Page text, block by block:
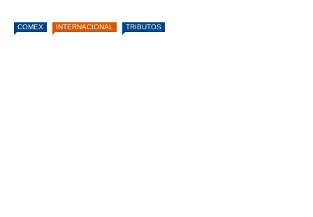
COMEX INTERNACIONAL TRIBUTOS